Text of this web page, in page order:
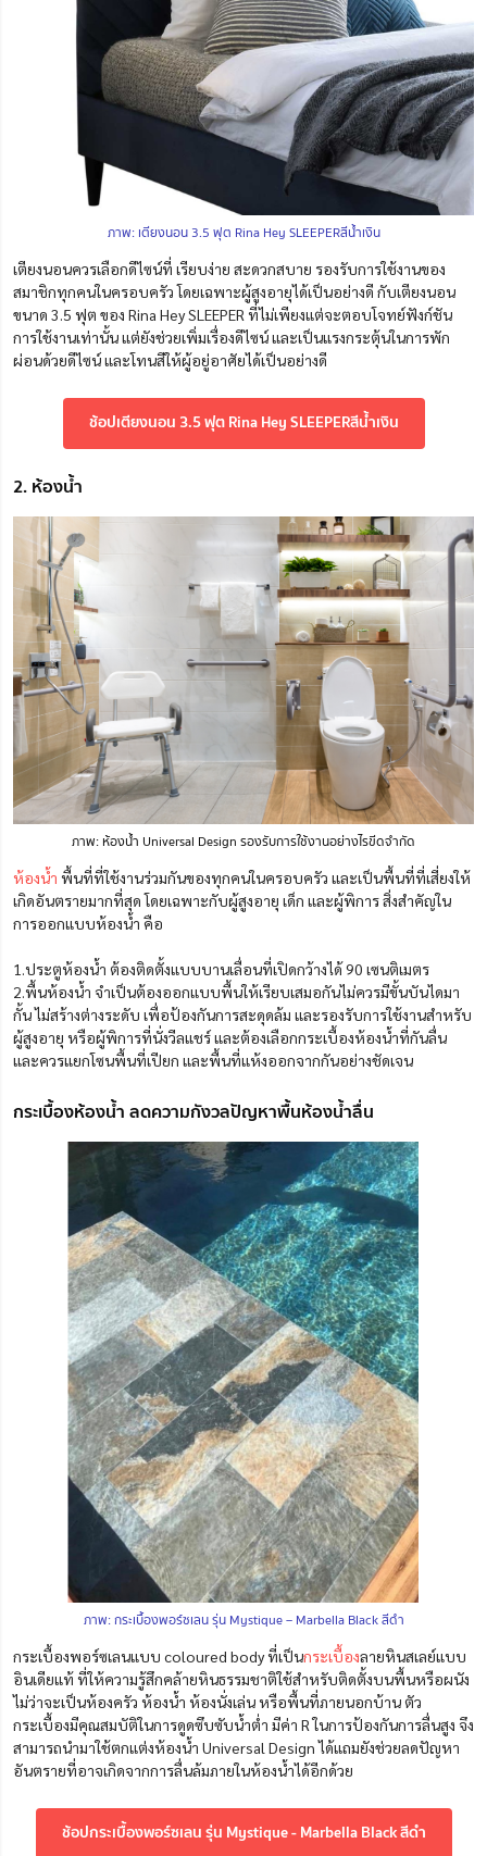
ภาพ: เตียงนอน 3.5 ฟุต Rina Hey SLEEPERสีน้ำเงิน
เตียงนอนควรเลือกดีไซน์ที่ เรียบง่าย สะดวกสบาย รองรับการใช้งานของ
สมาชิกทุกคนในครอบครัว โดยเฉพาะผู้สูงอายุได้เป็นอย่างดี กับเตียงนอน
ขนาด 3.5 ฟุต ของ Rina Hey SLEEPER ที่ไม่เพียงแต่จะตอบโจทย์ฟังก์ชัน
การใช้งานเท่านั้น แต่ยังช่วยเพิ่มเรื่องดีไซน์ และเป็นแรงกระตุ้นในการพัก
ผ่อนด้วยดีไซน์ และโทนสีให้ผู้อยู่อาศัยได้เป็นอย่างดี
ช้อปเตียงนอน 3.5 ฟุต Rina Hey SLEEPERสีน้ำเงิน
2. ห้องน้ำ
ภาพ: ห้องน้ำ Universal Design รองรับการใช้งานอย่างไรขีดจำกัด
ห้องน้ำ พื้นที่ที่ใช้งานร่วมกันของทุกคนในครอบครัว และเป็นพื้นที่ที่เสี่ยงให้
เกิดอันตรายมากที่สุด โดยเฉพาะกับผู้สูงอายุ เด็ก และผู้พิการ สิ่งสำคัญใน
การออกแบบห้องน้ำ คือ
1.ประตูห้องน้ำ ต้องติดตั้งแบบบานเลื่อนที่เปิดกว้างได้ 90 เซนติเมตร
2.พื้นห้องน้ำ จำเป็นต้องออกแบบพื้นให้เรียบเสมอกันไม่ควรมีขั้นบันไดมา
กั้นไม่สร้างต่างระดับ เพื่อป้องกันการสะดุดล้ม และรองรับการใช้งานสำหรับ
ผู้สูงอายุ หรือผู้พิการที่นั่งวีลแชร์ และต้องเลือกกระเบื้องห้องน้ำที่กันลื่น
และควรแยกโซนพื้นที่เปียก และพื้นที่แห้งออกจากกันอย่างชัดเจน
กระเบื้องห้องน้ำ ลดความกังวลปัญหาพื้นห้องน้ำลื่น
ภาพ: กระเบื้องพอร์ซเลน รุ่น Mystique – Marbella Black สีดำ
กระเบื้องพอร์ซเลนแบบ coloured body ที่เป็นกระเบื้องลายหินสเลย์แบบ
อินเดียแท้ ที่ให้ความรู้สึกคล้ายหินธรรมชาติใช้สำหรับติดตั้งบนพื้นหรือผนัง
ไม่ว่าจะเป็นห้องครัว ห้องน้ำ ห้องนั่งเล่น หรือพื้นที่ภายนอกบ้าน ตัว
กระเบื้องมีคุณสมบัติในการดูดซึบซับน้ำต่ำ มีค่า R ในการป้องกันการลื่นสูง จึง
สามารถนำมาใช้ตกแต่งห้องน้ำ Universal Design ได้แถมยังช่วยลดปัญหา
อันตรายที่อาจเกิดจากการลื่นล้มภายในห้องน้ำได้อีกด้วย
ช้อปกระเบื้องพอร์ซเลน รุ่น Mystique - Marbella Black สีดำ